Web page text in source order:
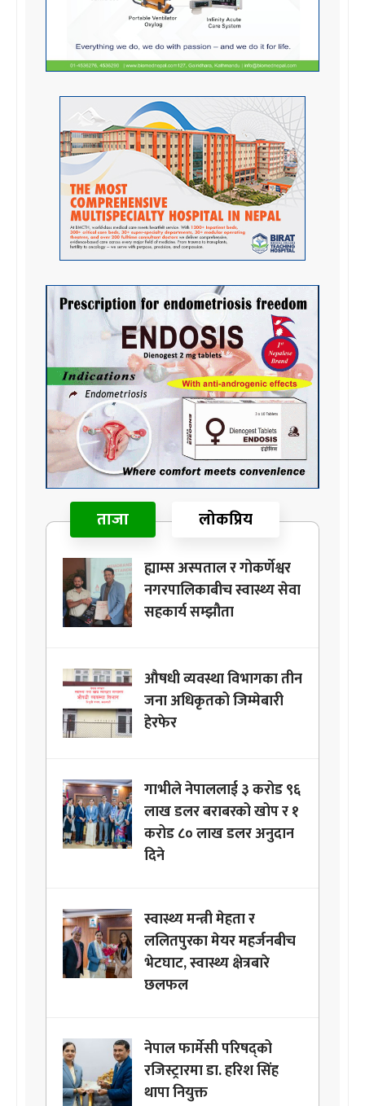
ताजा लोकप्रिय
ह्याम्स अस्पताल र गोकर्णेश्वर
नगरपालिकाबीच स्वास्थ्य सेवा
सहकार्य सम्झौता
औषधी व्यवस्था विभागका तीन
जना अधिकृतको जिम्मेबारी
हेरफेर
गाभीले नेपाललाई ३ करोड ९६
लाख डलर बराबरको खोप र १
करोड ८० लाख डलर अनुदान
दिने
स्वास्थ्य मन्त्री मेहता र
ललितपुरका मेयर महर्जनबीच
भेटघाट, स्वास्थ्य क्षेत्रबारे
छलफल
नेपाल फार्मेसी परिषद्को
रजिस्ट्रारमा डा. हरिश सिंह
थापा नियुक्त